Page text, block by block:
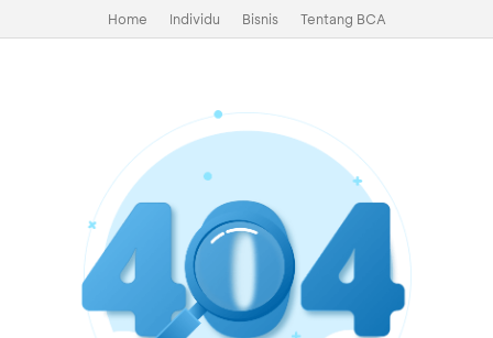
Home Individu Bisnis Tentang BCA